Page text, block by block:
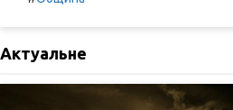
Актуальне